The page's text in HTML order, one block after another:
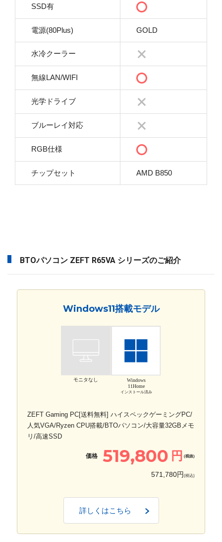
SSD有
電源(80Plus) GOLD
水冷クーラー
無線LAN/WIFI
光学ドライブ
ブルーレイ対応
RGB仕様
チップセット AMD B850
BTOパソコン ZEFT R65VA シリーズのご紹介
Windows11搭載モデル
モニタなし
Windows
11Home
インストール済み
ZEFT Gaming PC[送料無料] ハイスペックゲーミングPC/
人気VGA/Ryzen CPU搭載/BTOパソコン/大容量32GBメモ
リ/高速SSD
価格 519,800 円 (税抜)
571,780円 (税込)
詳しくはこちら